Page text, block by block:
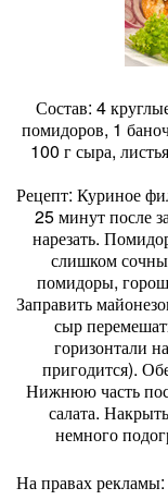
Состав: 4
помидоров, 1
100 г сыра,
Рецепт: Куриное
25 минут после
нарезать.
слишком
помидоры,
Заправить
сыр
горизонтали
пригодится).
Нижнюю часть
салата.
немного
На правах рекламы: